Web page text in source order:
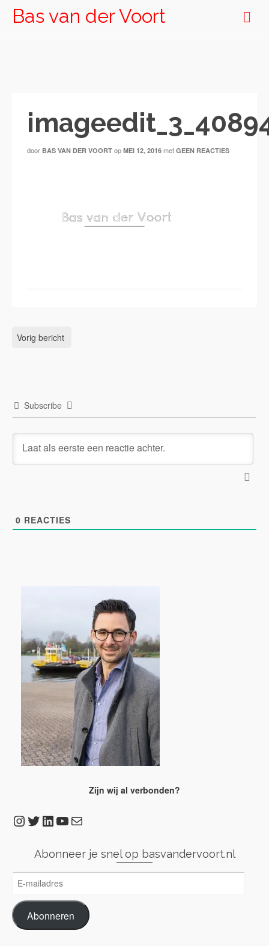
Bas van der Voort
door BAS VAN DER VOORT op MEI 12, 2016 met GEEN REACTIES
Vorig bericht
Subscribe
0 REACTIES
Zijn wij al verbonden?
Instagram
Twitter
LinkedIn
YouTube
E-mail
Abonneer je snel op basvandervoort.nl
E-
mailadres
Abonneren